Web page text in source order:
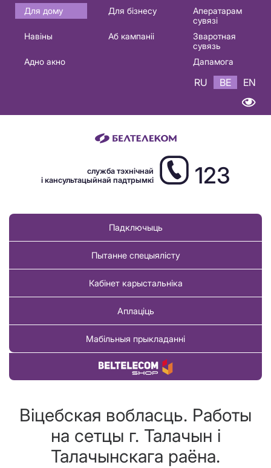
Основная
навигация
Для дому Для бізнесу
Аператарам
сувязі
Навіны
Аб кампаніі
Зваротная
сувязь
Адно акно
Дапамога
RU BE EN
служба тэхнічнай
і кансультацыйнай падтрымкі
123
Падключыць
Пытанне спецыялісту
Кабінет карыстальніка
Аплаціць
Мабільныя прыкладанні
Купіць тавар
Віцебская вобласць. Работы
на сетцы г. Талачын і
Талачынскага раёна.